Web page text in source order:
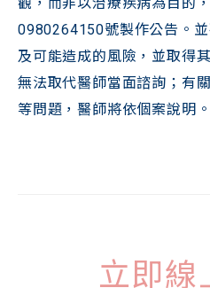
0980264150號製作公告。
及可能造成的風險，並取得
無法取代醫師當面諮詢；有
等問題，醫師將依個案說明。
立即線